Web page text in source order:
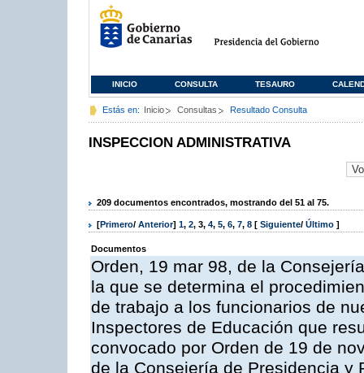
INICIO CONSULTA TESAURO
Estás en: Inicio Consultas Resultado Consulta
INSPECCION ADMINISTRATIVA
209 documentos encontrados, mostrando del 51 al 75.
[Primero/ Anterior] 1, 2, 3, 4, 5, 6, 7, 8 [ Siguiente/ Último ]
Documentos
Orden, 19 mar 98, de la
la que se determina el
de trabajo a los funcionarios de
Inspectores de Educación que
convocado por Orden de 19 de
de la Consejería de Presidencia y